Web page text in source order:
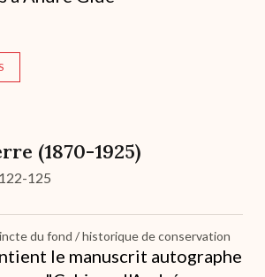
(1870-1925)
125
du fond / historique de conservation
le manuscrit autographe